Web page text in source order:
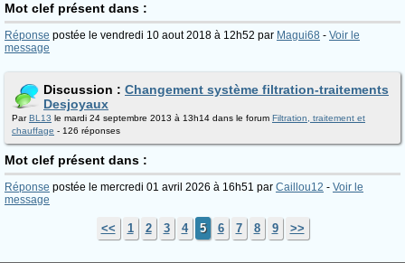
Mot clef présent dans :
Réponse postée le vendredi 10 aout 2018 à 12h52 par Magui68 - Voir le
message
Discussion : Changement système filtration-traitements
Desjoyaux
ParBL13 le mardi 24 septembre 2013 à 13h14 dans le forum Filtration, traitement et
chauffage - 126 réponses
Mot clef présent dans :
Réponse postée le mercredi 01 avril 2026 à 16h51 par Caillou12 - Voir le
message
<< 1 2 3 4 5 6 7 8 9 >>